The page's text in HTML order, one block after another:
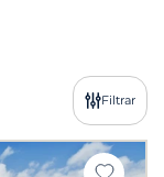
Filtrar